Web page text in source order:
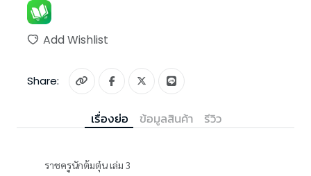
Add Wishlist
Share:
เรื่องย่อ ข้อมูลสินค้า รีวิว
ราชครูนักต้มตุ๋น เล่ม 3